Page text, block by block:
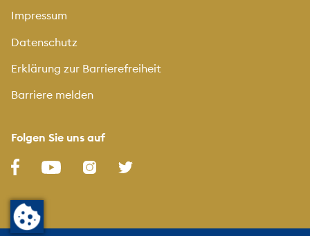
Impressum
Datenschutz
Erklärung zur Barrierefreiheit
Barriere melden
Folgen Sie uns auf